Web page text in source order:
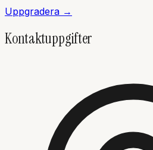
Uppgradera →
Kontaktuppgifter